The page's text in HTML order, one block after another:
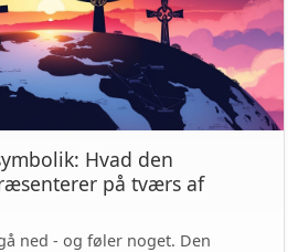
Hvad den
på tværs af
ned - og føler noget. Den